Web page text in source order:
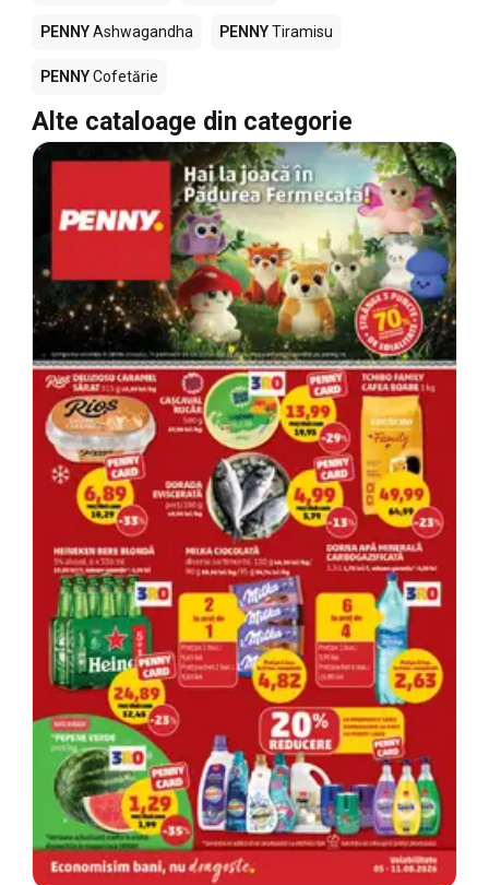
PENNYAshwagandha PENNYTiramisu
PENNYCofetărie
Alte cataloage din categorie